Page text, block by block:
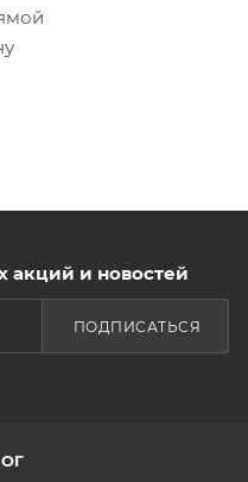
акций и новостей
ПОДПИСАТЬСЯ